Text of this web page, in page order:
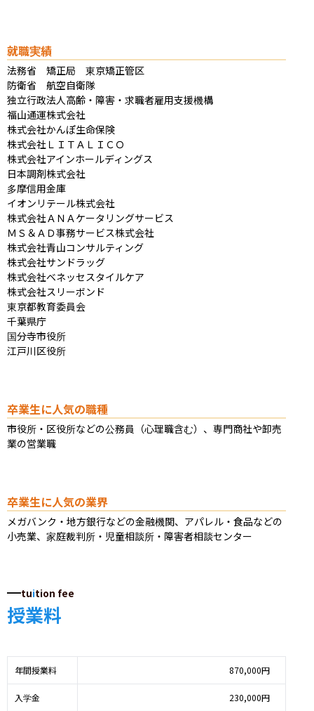
就職実績
法務省　矯正局　東京矯正管区
防衛省　航空自衛隊
独立行政法人高齢・障害・求職者雇用支援機構
福山通運株式会社
株式会社かんぽ生命保険
株式会社ＬＩＴＡＬＩＣＯ
株式会社アインホールディングス
日本調剤株式会社
多摩信用金庫
イオンリテール株式会社
株式会社ＡＮＡケータリングサービス
ＭＳ＆ＡＤ事務サービス株式会社
株式会社青山コンサルティング
株式会社サンドラッグ
株式会社ベネッセスタイルケア
株式会社スリーボンド
東京都教育委員会
千葉県庁
国分寺市役所
江戸川区役所
卒業生に人気の職種
市役所・区役所などの公務員（心理職含む）、専門商社や卸売
業の営業職
卒業生に人気の業界
メガバンク・地方銀行などの金融機関、アパレル・食品などの
小売業、家庭裁判所・児童相談所・障害者相談センター
tuition fee
授業料
年間授業料 870,000円
入学金
230,000円